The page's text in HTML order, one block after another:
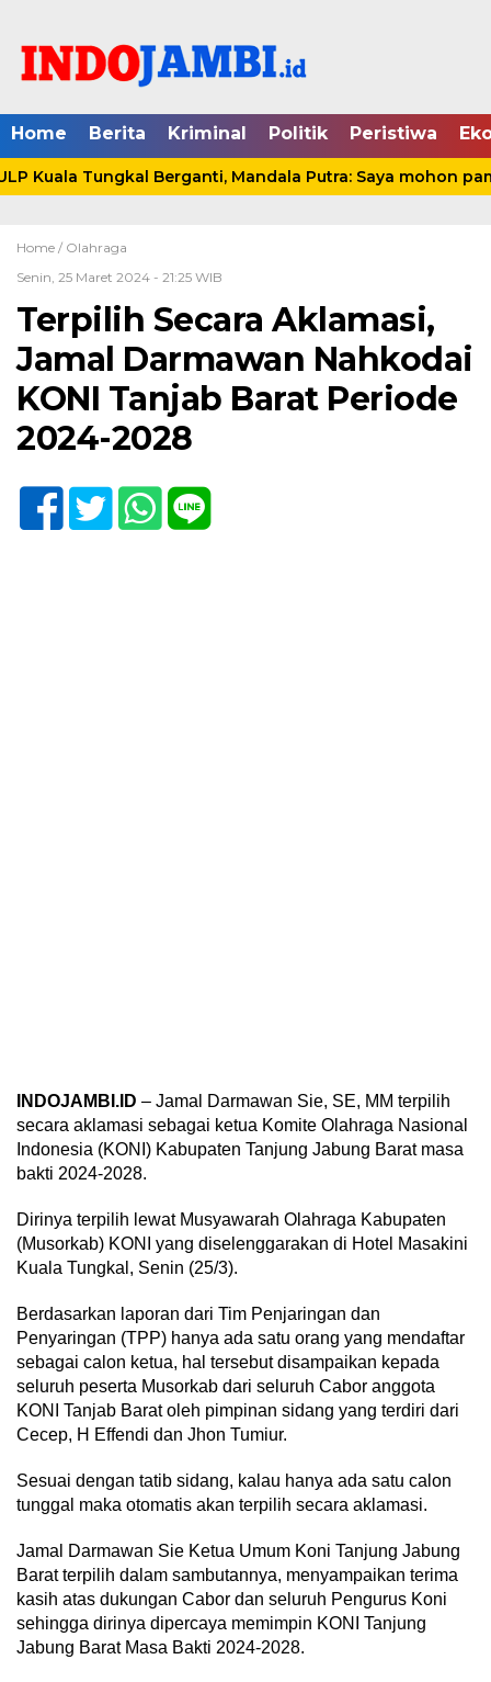
Home Berita Kriminal Politik Peristiwa
Kuala Tungkal Berganti, Mandala Putra: Saya mohon
Home / Olahraga
Senin, 25 Maret 2024 - 21:25 WIB
Terpilih Secara Aklamasi,
Jamal Darmawan Nahkodai
KONI Tanjab Barat Periode
2024-2028
INDOJAMBI.ID – Jamal Darmawan Sie, SE, MM terpilih
secara aklamasi sebagai ketua Komite Olahraga Nasional
Indonesia (KONI) Kabupaten Tanjung Jabung Barat masa
bakti 2024-2028.
Dirinya terpilih lewat Musyawarah Olahraga Kabupaten
(Musorkab) KONI yang diselenggarakan di Hotel Masakini
Kuala Tungkal, Senin (25/3).
Berdasarkan laporan dari Tim Penjaringan dan
Penyaringan (TPP) hanya ada satu orang yang mendaftar
sebagai calon ketua, hal tersebut disampaikan kepada
seluruh peserta Musorkab dari seluruh Cabor anggota
KONI Tanjab Barat oleh pimpinan sidang yang terdiri dari
Cecep, H Effendi dan Jhon Tumiur.
Sesuai dengan tatib sidang, kalau hanya ada satu calon
tunggal maka otomatis akan terpilih secara aklamasi.
Jamal Darmawan Sie Ketua Umum Koni Tanjung Jabung
Barat terpilih dalam sambutannya, menyampaikan terima
kasih atas dukungan Cabor dan seluruh Pengurus Koni
sehingga dirinya dipercaya memimpin KONI Tanjung
Jabung Barat Masa Bakti 2024-2028.